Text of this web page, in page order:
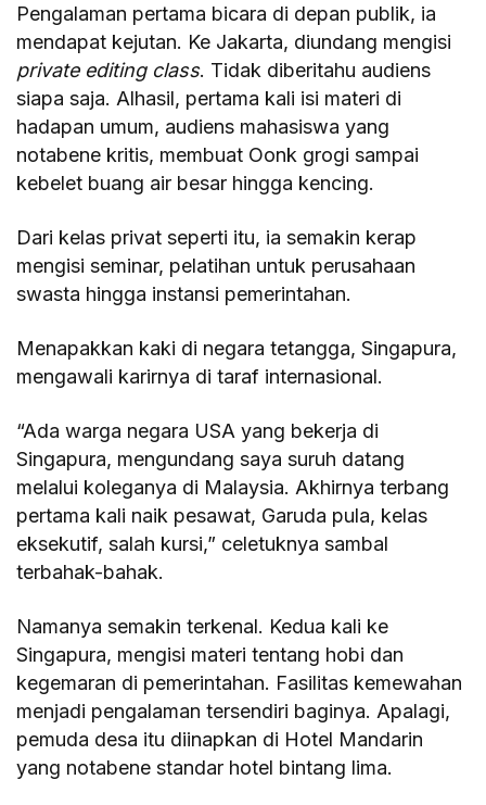
Pengalaman pertama bicara di depan publik, ia
mendapat kejutan. Ke Jakarta, diundang mengisi
private editing class. Tidak diberitahu audiens
siapa saja. Alhasil, pertama kali isi materi di
hadapan umum, audiens mahasiswa yang
notabene kritis, membuat Oonk grogi sampai
kebelet buang air besar hingga kencing.
Dari kelas privat seperti itu, ia semakin kerap
mengisi seminar, pelatihan untuk perusahaan
swasta hingga instansi pemerintahan.
Menapakkan kaki di negara tetangga, Singapura,
mengawali karirnya di taraf internasional.
“Ada warga negara USA yang bekerja di
Singapura, mengundang saya suruh datang
melalui koleganya di Malaysia. Akhirnya terbang
pertama kali naik pesawat, Garuda pula, kelas
eksekutif, salah kursi,” celetuknya sambal
terbahak-bahak.
Namanya semakin terkenal. Kedua kali ke
Singapura, mengisi materi tentang hobi dan
kegemaran di pemerintahan. Fasilitas kemewahan
menjadi pengalaman tersendiri baginya. Apalagi,
pemuda desa itu diinapkan di Hotel Mandarin
yang notabene standar hotel bintang lima.